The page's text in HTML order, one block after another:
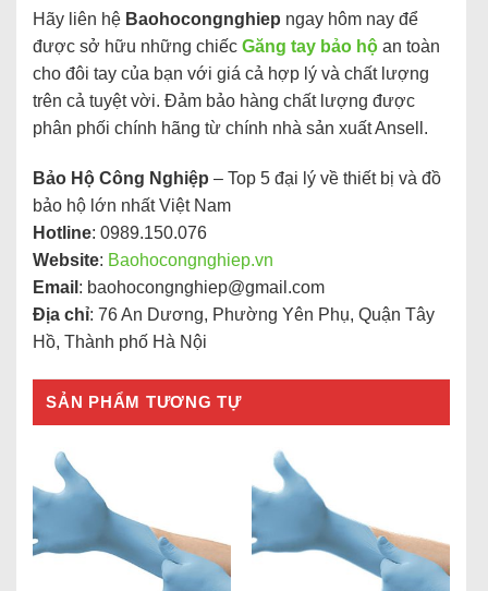
Hãy liên hệ Baohocongnghiep ngay hôm nay để
được sở hữu những chiếc Găng tay bảo hộ an toàn
cho đôi tay của bạn với giá cả hợp lý và chất lượng
trên cả tuyệt vời. Đảm bảo hàng chất lượng được
phân phối chính hãng từ chính nhà sản xuất Ansell.
Bảo Hộ Công Nghiệp – Top 5 đại lý về thiết bị và đồ
bảo hộ lớn nhất Việt Nam
Hotline: 0989.150.076
Website: Baohocongnghiep.vn
Email : baohocongnghiep@gmail.com
Địa chỉ: 76 An Dương, Phường Yên Phụ, Quận Tây
Hồ, Thành phố Hà Nội
SẢN PHẨM TƯƠNG TỰ